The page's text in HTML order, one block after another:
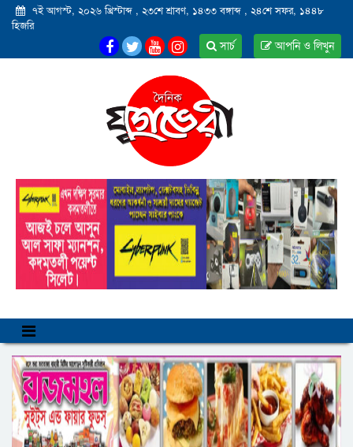
৭ই আগস্ট, ২০২৬ খ্রিস্টাব্দ , ২৩শে শ্রাবণ, ১৪৩৩ বঙ্গাব্দ , ২৪শে সফর, ১৪৪৮
হিজরি
আপনি ও লিখুন
সার্চ